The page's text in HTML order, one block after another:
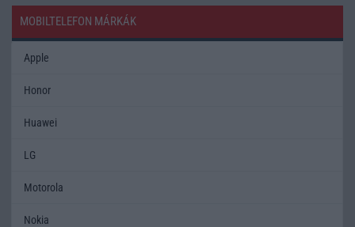
MOBILTELEFON MÁRKÁK
Apple
Honor
Huawei
LG
Motorola
Nokia